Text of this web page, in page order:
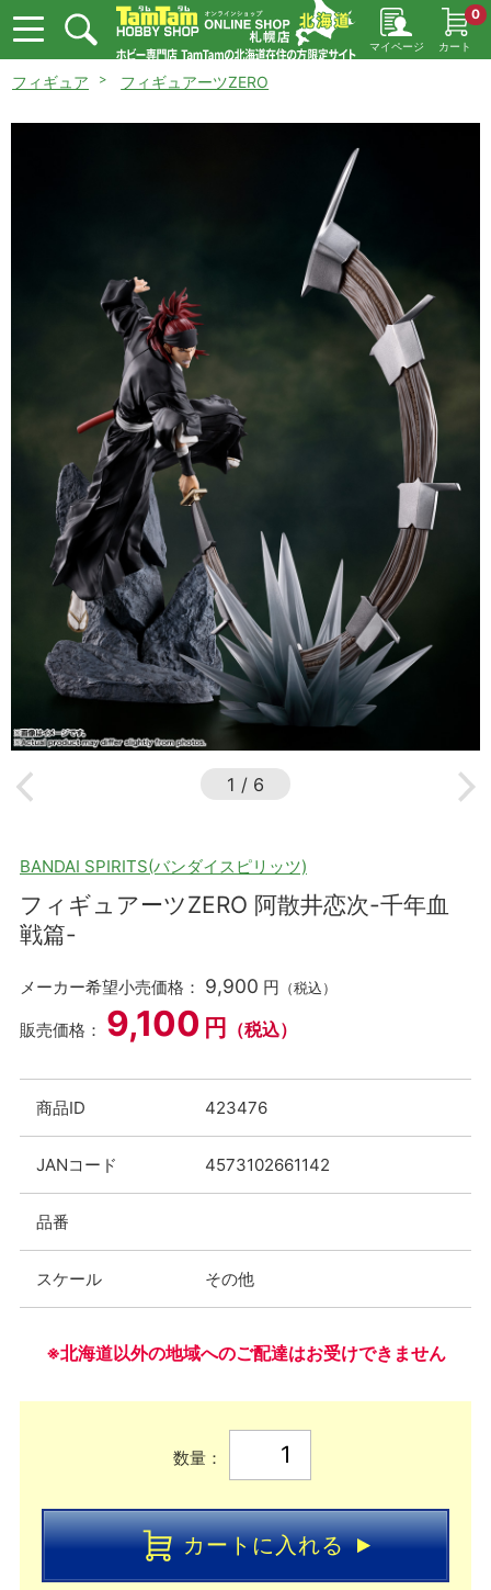
マイページ カート
0
フィギュア フィギュアーツZERO
1 / 6
BANDAI SPIRITS(バンダイスピリッツ)
フィギュアーツZERO 阿散井恋次-千年血
戦篇-
メーカー希望小売価格： 9,900 円 （税込）
販売価格： 9,100 円 （税込）
商品ID 423476
JANコード 4573102661142
品番
スケール その他
※北海道以外の地域へのご配達はお受けできません
数量：
カートに入れる